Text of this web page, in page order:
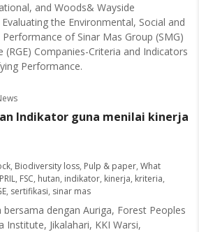
and Woods& Wayside
the Environmental, Social and
of Sinar Mas Group (SMG)
(RGE) Companies-Criteria and Indicators
Performance.
Indikator guna menilai kinerja
, Biodiversity loss, Pulp & paper, What
, FSC, hutan, indikator, kinerja, kriteria,
, sertifikasi, sinar mas
bersama dengan Auriga, Forest Peoples
Institute, Jikalahari, KKI Warsi,